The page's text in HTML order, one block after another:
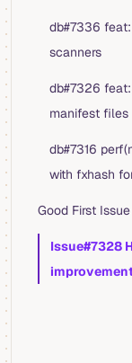
db#7336
scanners
db#7326
manifest files
db#7316
with fxhash
Good First Issue
Issue#7328